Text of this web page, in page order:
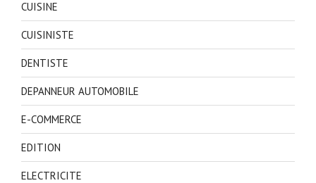
CUISINE
CUISINISTE
DENTISTE
DEPANNEUR AUTOMOBILE
E-COMMERCE
EDITION
ELECTRICITE